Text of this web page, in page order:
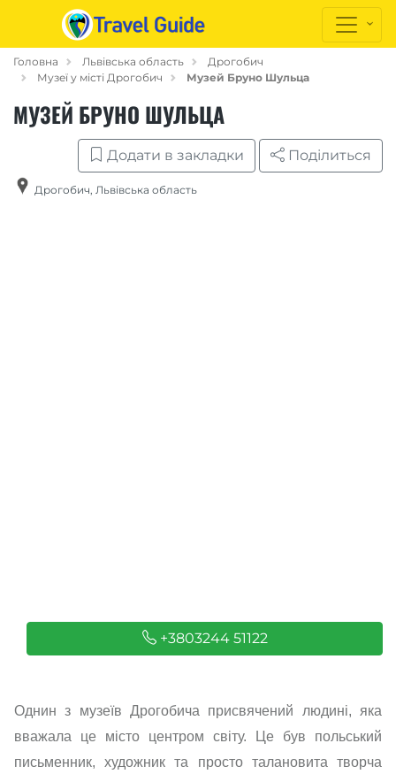
Головна Львівська область
Дрогобич
Музеї у місті Дрогобич
Музей Бруно Шульца
МУЗЕЙ БРУНО ШУЛЬЦА
Додати в закладки Поділиться
Дрогобич, Львівська область
+3803244 51122
Однин з музеїв Дрогобича присвячений людині, яка
вважала це місто центром світу. Це був польський
письменник, художник та просто талановита творча